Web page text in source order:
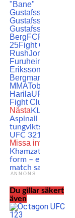
"Bane"
Gustafsson
Gustafsson
Gustafsson
BergFCR
25Fight Club
RushJon Vetle
Furuheim
Eriksson
Bergman
MMATobias
HarilaUFC
Fight Club
Nästa KLART: Tom
Aspinall försvarar
tungviktstiteln på
UFC 321
Missa inte
Khamzat-galan
form – endast EN
match saknas!
ANNONS
Du gillar säkert
även